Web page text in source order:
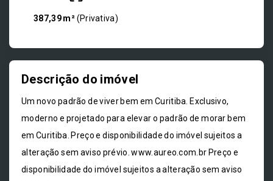
387,39 m²(Privativa)
Descrição do imóvel
Um novo padrão de viver bem em Curitiba. Exclusivo,
moderno e projetado para elevar o padrão de morar bem
em Curitiba. Preço e disponibilidade do imóvel sujeitos a
alteração sem aviso prévio. www.aureo.com.br Preço e
disponibilidade do imóvel sujeitos a alteração sem aviso